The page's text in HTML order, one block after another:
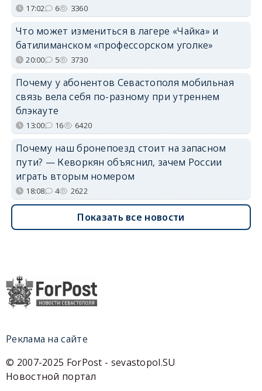
17:02 6 3360
Что может измениться в лагере «Чайка» и
батилиманском «профессорском уголке»
20:00 5 3730
Почему у абонентов Севастополя мобильная
связь вела себя по-разному при утреннем
блэкауте
13:00 16 6420
Почему наш бронепоезд стоит на запасном
пути? — Кеворкян объяснил, зачем России
играть вторым номером
18:08 4 2622
Показать все новости
Реклама на сайте
© 2007-2025 ForPost - sevastopol.SU
Новостной портал